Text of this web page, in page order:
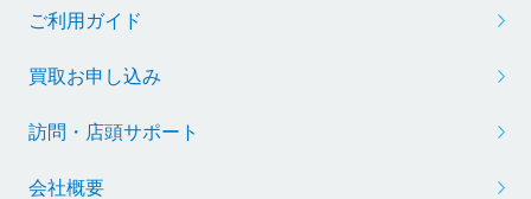
ご利用ガイド
買取お申し込み
訪問・店頭サポート
会社概要